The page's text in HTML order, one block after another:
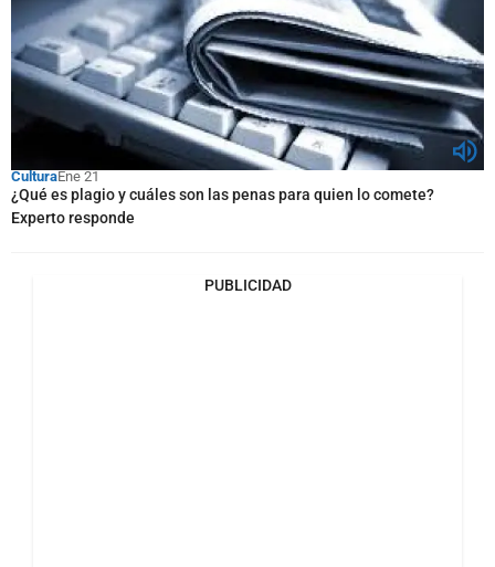
CulturaEne 21
¿Qué es plagio y cuáles son las penas para quien lo comete?
Experto responde
PUBLICIDAD